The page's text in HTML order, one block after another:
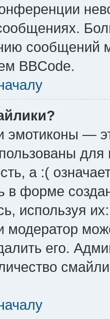
сообщений
BBCode.
эмотиконы —
а :(
в форме
используя
модератор
его.